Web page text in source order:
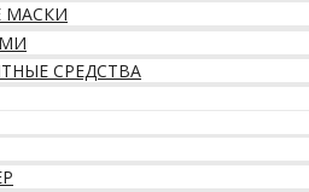
МАСКИ
СРЕДСТВА